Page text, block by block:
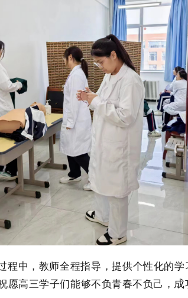
程中，教师全程指导，提供个性化的
愿高三学子们能够不负青春不负己， 成